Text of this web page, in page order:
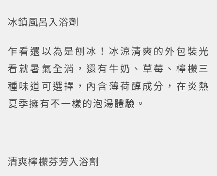
冰鎮風呂入浴劑
乍看還以為是刨冰！冰涼清爽的外包裝光
看就暑氣全消，還有牛奶、草莓、檸檬三
種味道可選擇，內含薄荷醇成分，在炎熱
夏季擁有不一樣的泡湯體驗。
清爽檸檬芬芳入浴劑